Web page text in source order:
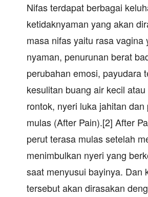
Nifas terdapat berbagai
ketidaknyaman yang akan
masa nifas yaitu rasa vagina
nyaman, penurunan berat
perubahan emosi, payudara
kesulitan buang air kecil
rontok, nyeri luka jahitan
mulas (After Pain).[2] After
perut terasa mulas setelah
menimbulkan nyeri yang
saat menyusui bayinya. Dan
tersebut akan dirasakan